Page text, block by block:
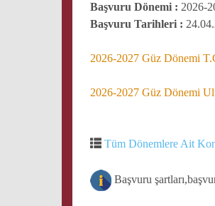
Başvuru Dönemi : 2026-
Başvuru Tarihleri :
2026-2027 Güz Dönemi
2026-2027 Güz Dönemi
Tüm Dönemlere Ait
Başvuru